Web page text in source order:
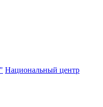
Национальный центр